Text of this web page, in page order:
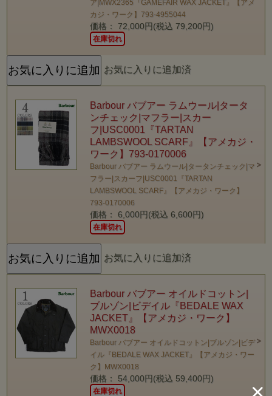
ア|MWX2365『GAMEFAIR WAX JACKET』【アメ
カジ・ワーク】793-4955044
価格： 72,000円(税込 79,200円)
在庫切れ
お気に入りに追加済
Barbour バブアー ラムウール|タータ
ンチェック|マフラー|スカー
フ|USC0001『TARTAN
LAMBSWOOL SCARF』【アメカジ・
ワーク】793-0170006
Barbour バブアー ラムウール|タータンチェック|マ
フラー|スカーフ|USC0001『TARTAN
LAMBSWOOL SCARF』【アメカジ・ワーク】
793-0170006
価格： 6,000円(税込 6,600円)
在庫切れ
お気に入りに追加済
Barbour バブアー オイルドコットン|
ブルゾン|ビデイル『BEDALE WAX
JACKET』【アメカジ・ワーク】
MWX0018
Barbour バブアー オイルドコットン|ブルゾン|ビデ
イル『BEDALE WAX JACKET』【アメカジ・ワー
ク】MWX0018
価格： 54,000円(税込 59,400円)
在庫切れ